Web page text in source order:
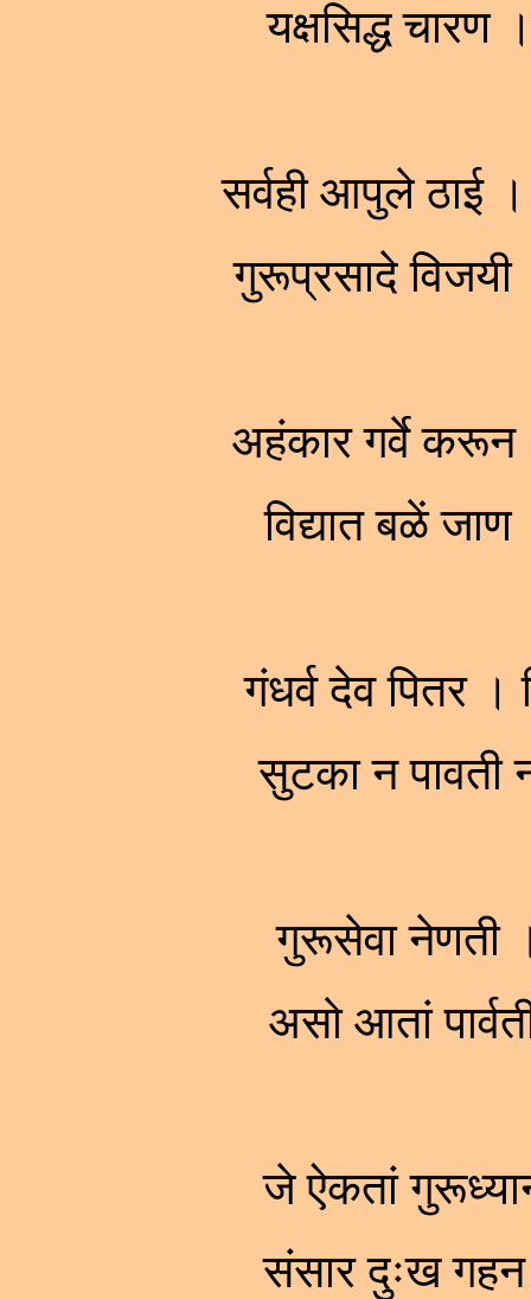
यक्षसिद्ध
सर्वही आपुले ठाई
गुरूप्रसादे
अहंकार गर्वे
विद्यात बळें
गंधर्व देव पितर ।
सुटका न पावती
गुरूसेवा नेणती
असो आतां
जे ऐकतां
संसार दुःख